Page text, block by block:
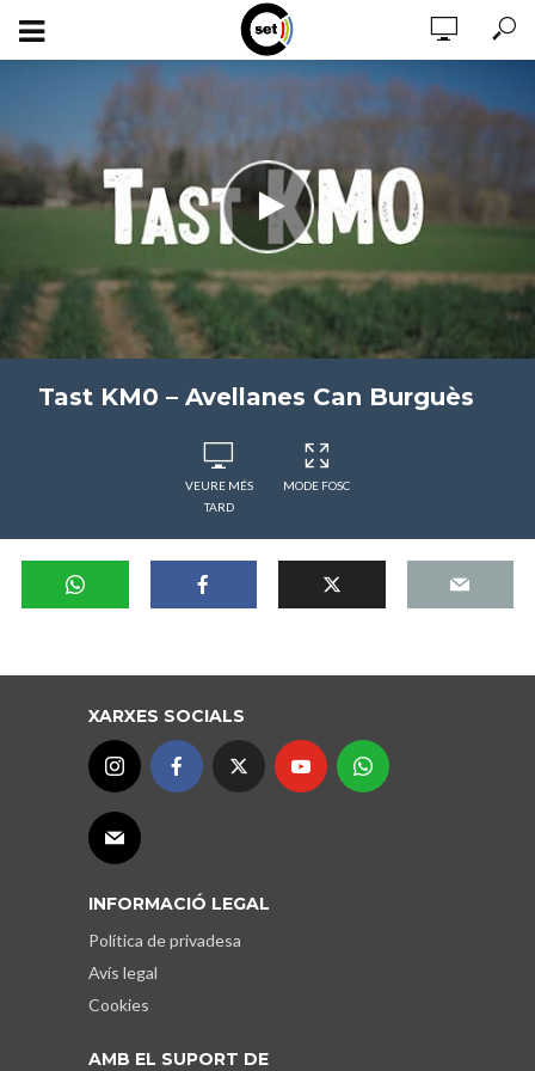
Tast KM0 – Avellanes Can Burguès
VEURE MÉS
TARD
MODE FOSC
XARXES SOCIALS
INFORMACIÓ LEGAL
Política de privadesa
Avís legal
Cookies
AMB EL SUPORT DE